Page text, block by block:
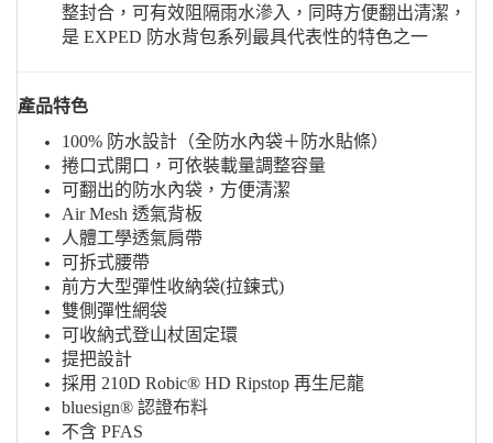
整封合，可有效阻隔雨水滲入，同時方便翻出清潔，
是 EXPED 防水背包系列最具代表性的特色之一
產品特色
100% 防水設計（全防水內袋＋防水貼條）
捲口式開口，可依裝載量調整容量
可翻出的防水內袋，方便清潔
Air Mesh 透氣背板
人體工學透氣肩帶
可拆式腰帶
前方大型彈性收納袋(拉鍊式)
雙側彈性網袋
可收納式登山杖固定環
提把設計
採用 210D Robic® HD Ripstop 再生尼龍
bluesign® 認證布料
不含 PFAS